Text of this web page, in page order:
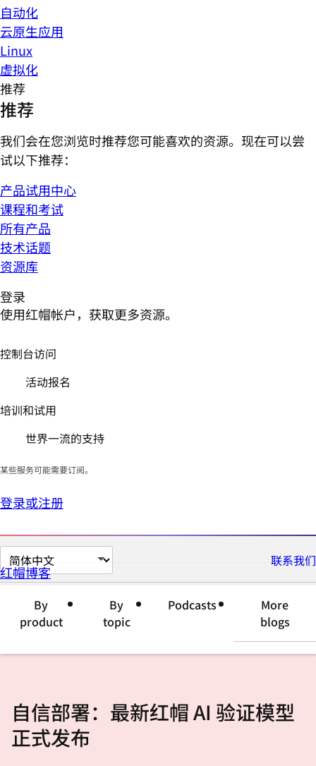
自动化
云原生应用
Linux
虚拟化
推荐
推荐
我们会在您浏览时推荐您可能喜欢的资源。现在可以尝
试以下推荐：
产品试用中心
课程和考试
所有产品
技术话题
资源库
登录
使用红帽帐户，获取更多资源。
控制台访问
活动报名
培训和试用
世界一流的支持
某些服务可能需要订阅。
登录或注册
切
换
言
联系我们
红帽博客
By
product
By
topic
Podcasts
More
blogs
自信部署：最新红帽 AI 验证模型
正式发布